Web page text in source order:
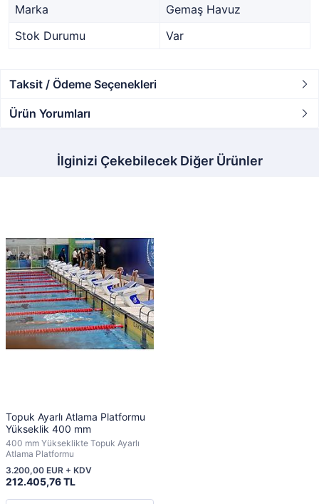
Marka
Gemaş Havuz
Stok Durumu
Var
Taksit / Ödeme Seçenekleri
Ürün Yorumları
İlginizi Çekebilecek Diğer Ürünler
Topuk Ayarlı Atlama Platformu
Yükseklik 400 mm
400 mm Yükseklikte Topuk Ayarlı
Atlama Platformu
212.405,76 TL
3.200,00 EUR + KDV